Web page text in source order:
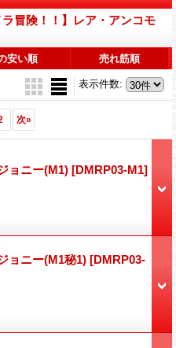
冒険！！】レア・アンコモ
安い順 売れ筋順
表示件数:
次»
ョニー(M1) [DMRP03-M1]
ョニー(M1秘1) [DMRP03-